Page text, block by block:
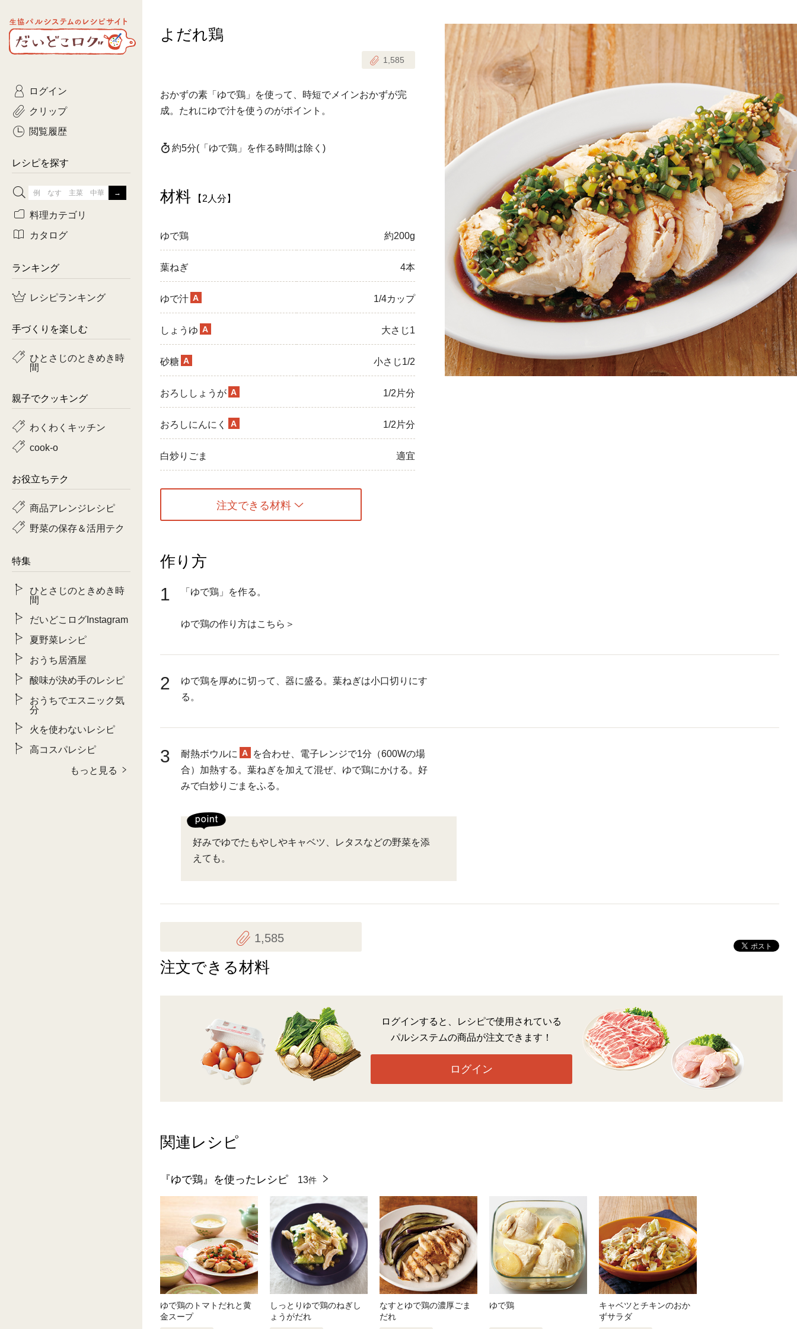
生協パルシステムのレシピ
サイト
だいどこログ
よだれ鶏
1,585
おかずの素「ゆで鶏」を使って、時短でメインおかずが完
成。たれにゆで汁を使うのがポイント。
約5分(「ゆで鶏」を作る時間は除く)
材料 【2人分】
ゆで鶏 約200g
葉ねぎ 4本
ゆで汁 A 1/4カップ
しょうゆ A 大さじ1
砂糖 A 小さじ1/2
おろししょうが A 1/2片分
おろしにんにく A 1/2片分
白炒りごま 適宜
注文できる材料
作り方
1 「ゆで鶏」を作る。
ゆで鶏の作り方はこちら＞
2
ゆで鶏を厚めに切って、器に盛る。葉ねぎは小口切りにす
る。
3 耐熱ボウルに A
を合わせ、電子レンジで1分（600Wの場
合）加熱する。葉ねぎを加えて混ぜ、ゆで鶏にかける。好
みで白炒りごまをふる。
好みでゆでたもやしやキャベツ、レタスなどの野菜を添
えても。
1,585
注文できる材料
ログインすると、レシピで使用されている
パルシステムの商品が注文できます！
ログイン
関連レシピ
『ゆで鶏』を使ったレシピ 13件
ゆで鶏のトマトだれと黄
金スープ
しっとりゆで鶏のねぎし
ょうがだれ
なすとゆで鶏の濃厚ごま
だれ
ゆで鶏
キャベツとチキンのおか
ずサラダ
ログイン
クリップ
閲覧履歴
レシピを探す
おきらくだ 1歳半からの幼児食
3日分ごはんセット（3人分）
有賀薫さんのスープ 飛田和緒さんレシピ
鶏肉 ひき肉
魚 アスパラガス
料理カテゴリ
主菜
常備菜・作りおき お弁当
カタログ
コトコト
yumyumいっしょごはん
ランキング
レシピランキング
手づくりを楽しむ
ひとさじのときめき時
間
親子でクッキング
わくわくキッチン
cook-o
お役立ちテク
商品アレンジレシピ
野菜の保存＆活用テク
特集
ひとさじのときめき時
間
だいどこログInstagram
夏野菜レシピ
おうち居酒屋
酸味が決め手のレシピ
おうちでエスニック気
分
火を使わないレシピ
高コスパレシピ
もっと見る